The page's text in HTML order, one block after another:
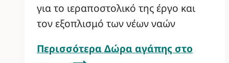
για το ιεραποστολικό της έργο και
τον εξοπλισμό των νέων ναών
Περισσότερα Δώρα αγάπης στο